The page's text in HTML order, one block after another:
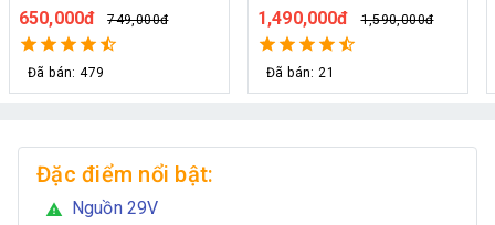
36V hỗ trợ 70 béc
1,490,000đ 1,590,000đ
Đã bán: 21
cây
1,090,000đ 1,200,000đ
Đã bán: 34
Đặc điểm nổi bật:
warning Nguồn 29V